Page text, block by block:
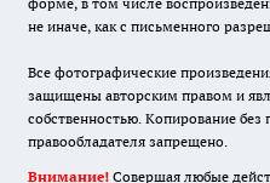
не иначе, как с письменного
Все фотографические
защищены авторским правом и
собственностью. Копирование без
правообладателя запрещено.
Внимание! Совершая любые